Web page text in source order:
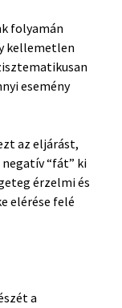
folyamán
kellemetlen
esemény
az eljárást,
“fát” ki
érzelmi és
elérése felé
a